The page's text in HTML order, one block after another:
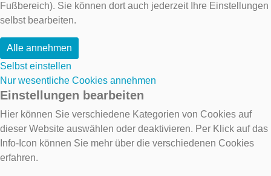
Fußbereich). Sie können dort auch jederzeit Ihre Einstellungen
selbst bearbeiten.
Alle annehmen
Selbst einstellen
Nur wesentliche Cookies annehmen
Einstellungen bearbeiten
Hier können Sie verschiedene Kategorien von Cookies auf
dieser Website auswählen oder deaktivieren. Per Klick auf das
Info-Icon können Sie mehr über die verschiedenen Cookies
erfahren.